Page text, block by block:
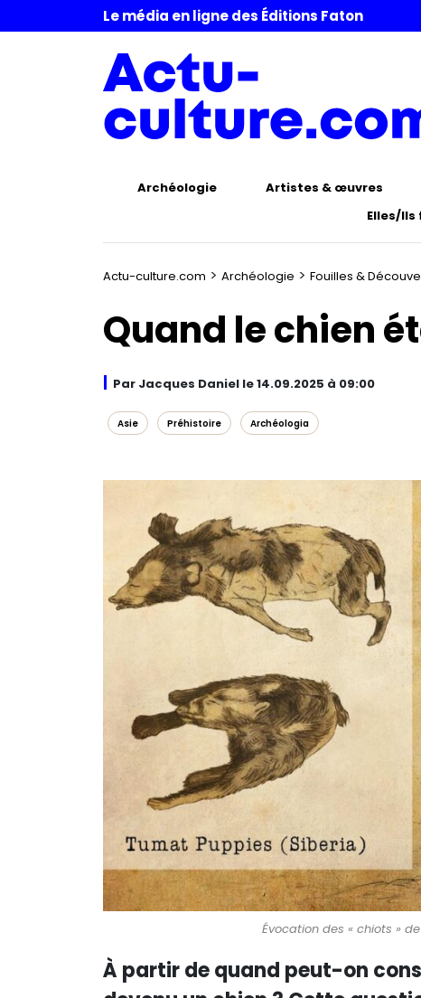
Le média en ligne des Éditions Faton
Archéologie Artistes & œuvres
Elles/
Actu-culture.com > Archéologie > Fouilles &
Quand le chien
Par Jacques Daniel le 14.09.2025 à 09:00
Asie Préhistoire Archéologia
Évocation des « chiots »
À partir de quand peut-on